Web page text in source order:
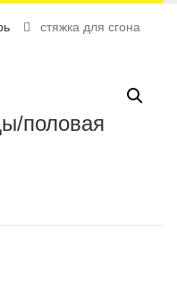
стяжка для сгона
половая